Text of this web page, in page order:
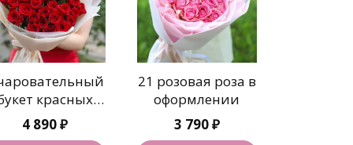
красных
розочек
4 890₽
21 розовая роза в
оформлении
3 790₽